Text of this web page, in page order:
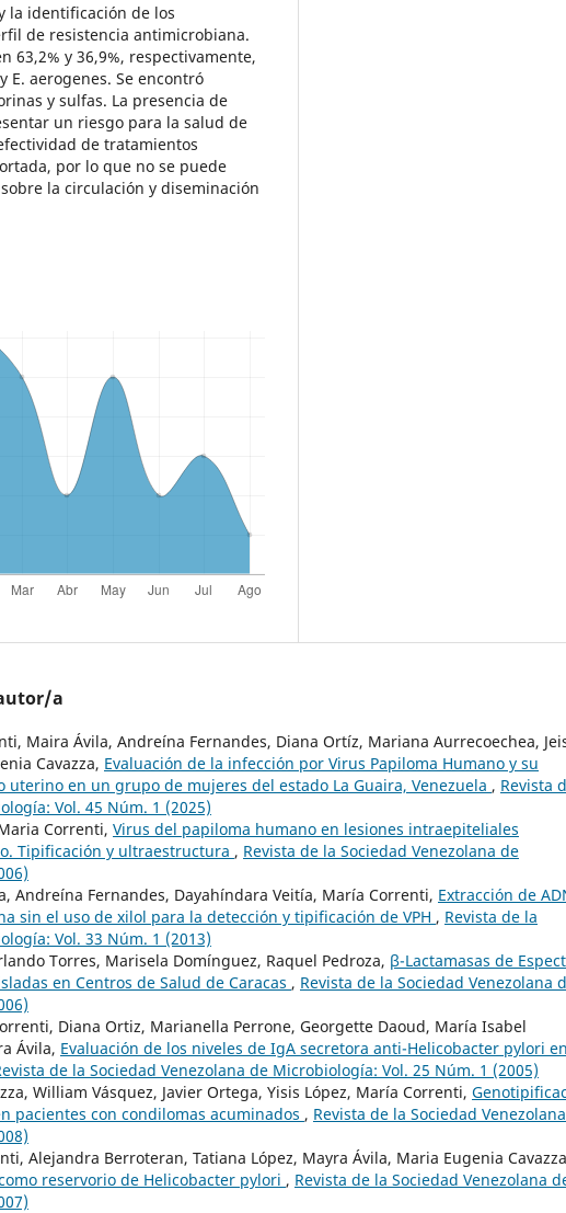
la identificación de los
de resistencia antimicrobiana.
63,2% y 36,9%, respectivamente,
E. aerogenes. Se encontró
y sulfas. La presencia de
un riesgo para la salud de
de tratamientos
por lo que no se puede
la circulación y diseminación
a
Maira Ávila, Andreína Fernandes, Diana Ortíz, Mariana Aurrecoechea,
Cavazza, Evaluación de la infección por Virus Papiloma Humano y su
uterino en un grupo de mujeres del estado La Guaira, Venezuela , Revista
Vol. 45 Núm. 1 (2025)
Correnti, Virus del papiloma humano en lesiones intraepiteliales
Tipificación y ultraestructura , Revista de la Sociedad Venezolana de
Andreína Fernandes, Dayahíndara Veitía, María Correnti, Extracción de
sin el uso de xilol para la detección y tipificación de VPH , Revista de la
Vol. 33 Núm. 1 (2013)
Torres, Marisela Domínguez, Raquel Pedroza, β-Lactamasas de
en Centros de Salud de Caracas , Revista de la Sociedad Venezolana
Diana Ortiz, Marianella Perrone, Georgette Daoud, María Isabel
Ávila, Evaluación de los niveles de IgA secretora anti-Helicobacter pylori en
de la Sociedad Venezolana de Microbiología: Vol. 25 Núm. 1 (2005)
William Vásquez, Javier Ortega, Yisis López, María Correnti,
pacientes con condilomas acuminados , Revista de la Sociedad
Alejandra Berroteran, Tatiana López, Mayra Ávila, Maria Eugenia
reservorio de Helicobacter pylori , Revista de la Sociedad Venezolana